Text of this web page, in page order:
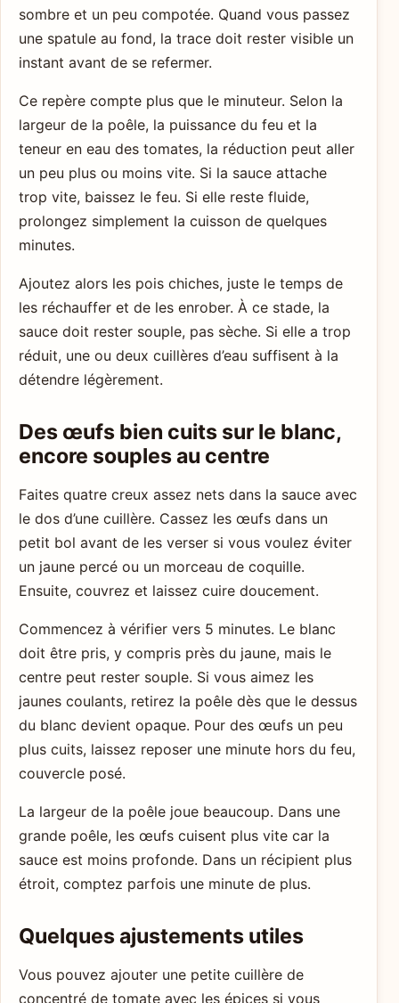
sombre et un peu compotée. Quand vous passez
une spatule au fond, la trace doit rester visible un
instant avant de se refermer.
Ce repère compte plus que le minuteur. Selon la
largeur de la poêle, la puissance du feu et la
teneur en eau des tomates, la réduction peut aller
un peu plus ou moins vite. Si la sauce attache
trop vite, baissez le feu. Si elle reste fluide,
prolongez simplement la cuisson de quelques
minutes.
Ajoutez alors les pois chiches, juste le temps de
les réchauffer et de les enrober. À ce stade, la
sauce doit rester souple, pas sèche. Si elle a trop
réduit, une ou deux cuillères d’eau suffisent à la
détendre légèrement.
Des œufs bien cuits sur le blanc,
encore souples au centre
Faites quatre creux assez nets dans la sauce avec
le dos d’une cuillère. Cassez les œufs dans un
petit bol avant de les verser si vous voulez éviter
un jaune percé ou un morceau de coquille.
Ensuite, couvrez et laissez cuire doucement.
Commencez à vérifier vers 5 minutes. Le blanc
doit être pris, y compris près du jaune, mais le
centre peut rester souple. Si vous aimez les
jaunes coulants, retirez la poêle dès que le dessus
du blanc devient opaque. Pour des œufs un peu
plus cuits, laissez reposer une minute hors du feu,
couvercle posé.
La largeur de la poêle joue beaucoup. Dans une
grande poêle, les œufs cuisent plus vite car la
sauce est moins profonde. Dans un récipient plus
étroit, comptez parfois une minute de plus.
Quelques ajustements utiles
Vous pouvez ajouter une petite cuillère de
concentré de tomate avec les épices si vous